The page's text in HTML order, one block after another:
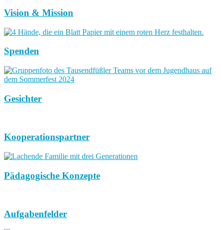
Vision & Mission
Spenden
Gesichter
Kooperationspartner
Pädagogische Konzepte
Aufgabenfelder